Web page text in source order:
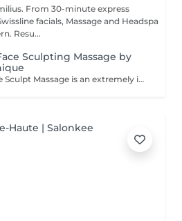
From 30-minute express
facials, Massage and Headspa
Resu...
Sculpting Massage by
Swissline's Signature Face Sculpt Massage is an extremely innovative, original and technical facial massage. The rhythmic, deep flow, yet relaxing, treatment incorporates breath work, MLD, muscle release and facia manipulation, together with Tsankova's signature advanced massage sculpting techniques. The treatment stimulates lymphatic drainage & circulation, relieves muscle tension, shapes facial contours and reactivates collagen. This innovative treatment provides clients with the sensation that their face has opened up, free from blockages and visibly lifted, expression lines smoothed and circulation improved, resulting in a renewed radiance and glow.